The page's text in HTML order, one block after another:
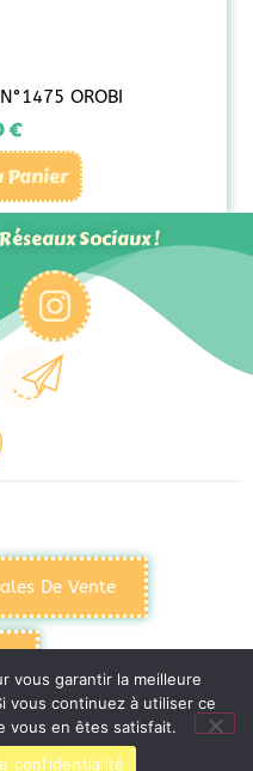
OROBI
€
Panier
Sociaux !
De Vente
vous garantir la meilleure
vous continuez à utiliser ce
vous en êtes satisfait.
confidentialité